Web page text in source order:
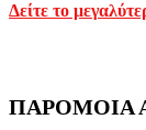
Δείτε το
ΠΑΡΟΜΟΙΑ